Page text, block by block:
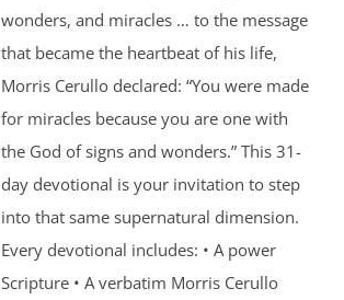
wonders, and miracles … to the message
that became the heartbeat of his life,
Morris Cerullo declared: “You were made
for miracles because you are one with
the God of signs and wonders.” This 31-
day devotional is your invitation to step
into that same supernatural dimension.
Every devotional includes: • A power
Scripture • A verbatim Morris Cerullo